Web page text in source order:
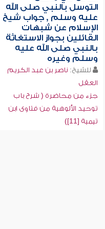
التوسل بالنبي صلى الله
عليه وسلم , جواب شيخ
الإسلام عن شبهات
القائلين بجواز الاستغاثة
بالنبي صلى الله عليه
وسلم وغيره
للشيخ: ناصر بن عبد الكريم
العقل
جزء من محاضرة ( شرح باب
توحيد الألوهية من فتاوى ابن
تيمية [11])